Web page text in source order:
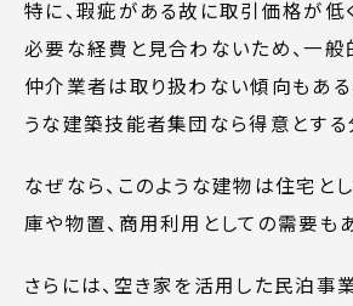
特に、瑕疵がある故に取引価格が低
必要な経費と見合わないため、一
仲介業者は取り扱わない傾向もある
うな建築技能者集団なら得意とする
なぜなら、このような建物は住宅と
庫や物置、商用利用としての需要も
さらには、空き家を活用した民泊事